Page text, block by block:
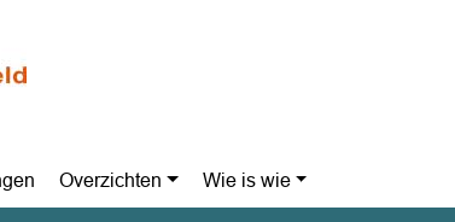
Overzichten Wie is wie